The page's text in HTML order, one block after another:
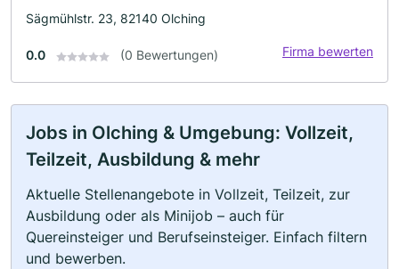
Sägmühlstr. 23, 82140 Olching
0.0 (0 Bewertungen) Firma bewerten
Jobs in Olching & Umgebung: Vollzeit,
Teilzeit, Ausbildung & mehr
Aktuelle Stellenangebote in Vollzeit, Teilzeit, zur
Ausbildung oder als Minijob – auch für
Quereinsteiger und Berufseinsteiger. Einfach filtern
und bewerben.